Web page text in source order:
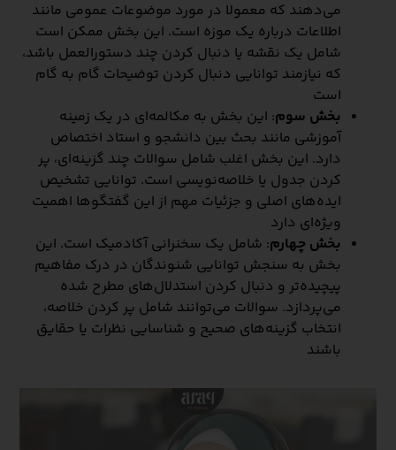
می‌دهند که معمولا در مورد موضوعات عمومی مانند
اطلاعات درباره یک موزه است. این بخش ممکن است
شامل یک نقشه یا دنبال کردن چند دستورالعمل باشد،
که نیازمند توانایی دنبال کردن توضیحات گام به گام
است
بخش سوم: این بخش به مکالمه‌ای در یک زمینه
آموزشی مانند بحث بین دانشجو و استاد اختصاص
دارد. این بخش اغلب شامل سوالات چند گزینه‌ای، پر
کردن جدول یا خلاصه‌نویسی است. توانایی تشخیص
ایده‌های اصلی و جزئیات مهم از این گفتگوها اهمیت
ویژه‌ای دارد
بخش چهارم: شامل یک سخنرانی آکادمیک است. این
بخش به سنجش توانایی شنوندگان در درک مفاهیم
پیچیده‌تر و دنبال کردن استدلال‌های مطرح شده
می‌پردازد. سوالات می‌توانند شامل پر کردن خلاصه،
انتخاب گزینه‌های صحیح و شناسایی نظرات یا حقایق
باشند